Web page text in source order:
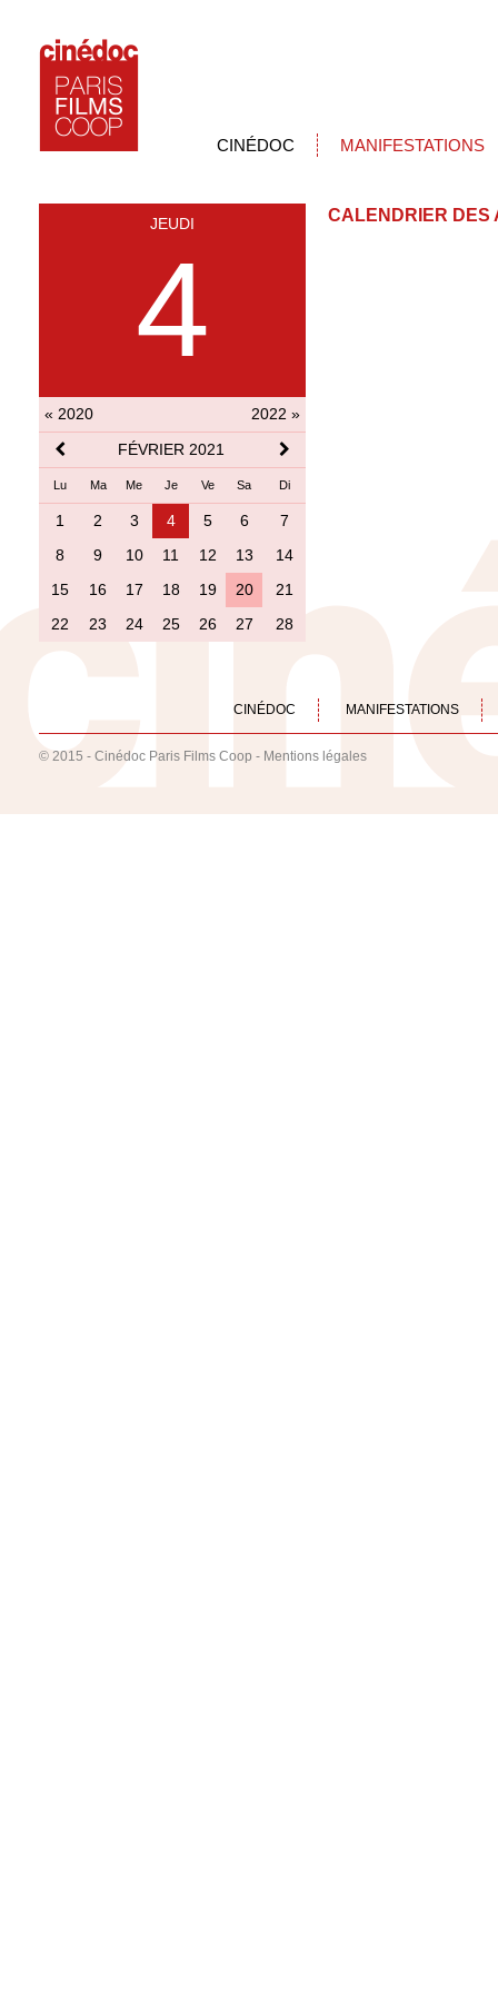
CINÉDOC MANIFESTATIONS
JEUDI
4
« 2020
2022 »
FÉVRIER 2021
Lu Ma Me Je Ve Sa Di
1 2 3 4 5 6
7
8
9 10 11 12 13
14
15
16 17 18 19 20
21
22
23 24 25 26 27 28
CALENDRIER DES
CINÉDOC MANIFESTATIONS
© 2015 - Cinédoc Paris Films Coop - Mentions légales